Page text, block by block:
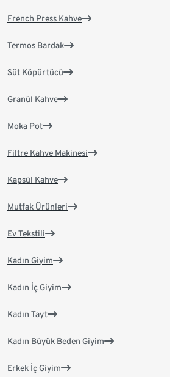
French Press Kahve
Termos Bardak
Süt Köpürtücü
Granül Kahve
Moka Pot
Filtre Kahve Makinesi
Kapsül Kahve
Mutfak Ürünleri
Ev Tekstili
Kadın Giyim
Kadın İç Giyim
Kadın Tayt
Kadın Büyük Beden Giyim
Erkek İç Giyim